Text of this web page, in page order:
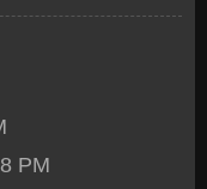
PM